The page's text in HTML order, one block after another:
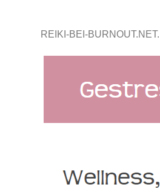
REIKI-BEI-BURNOUT.NET.